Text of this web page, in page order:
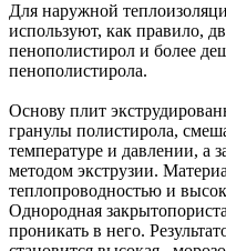
Для наружной
используют, как правило,
пенополистирол и более
пенополистирола.
Основу плит
гранулы полистирола,
температуре и давлении, а
методом экструзии.
теплопроводностью и
Однородная
проникать в него.